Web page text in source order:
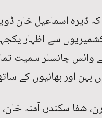
کہ ڈیرہ اسماعیل
سے اظہار
چانسلر سمیت تمام
بہن اور بھائیوں کے
شفا سکندر، آمنہ